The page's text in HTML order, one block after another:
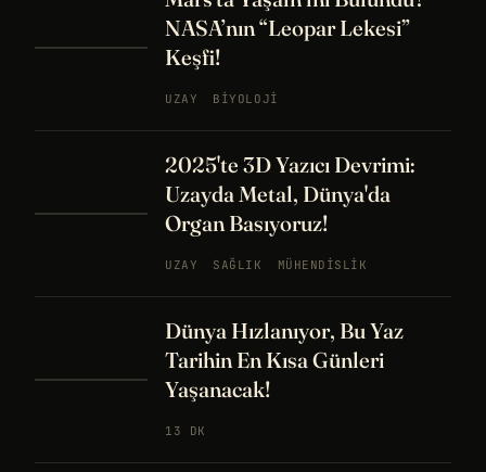
NASA’nın “Leopar Lekesi”
Keşfi!
UZAY BIYOLOJI
2025'te 3D Yazıcı Devrimi:
Uzayda Metal, Dünya'da
Organ Basıyoruz!
UZAY SAĞLIK MÜHENDISLIK
Dünya Hızlanıyor, Bu Yaz
Tarihin En Kısa Günleri
Yaşanacak!
13 DK